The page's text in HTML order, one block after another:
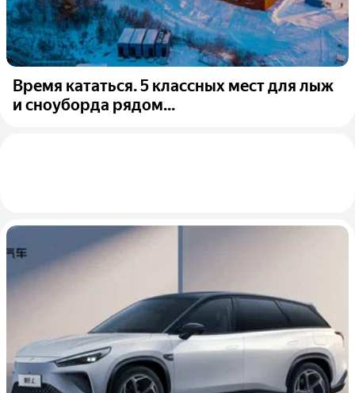
Время кататься. 5 классных мест для лыж
и сноуборда рядом...